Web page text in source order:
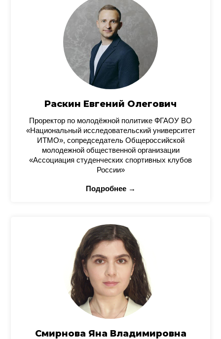
Раскин Евгений Олегович
Проректор по молодёжной политике ФГАОУ ВО
«Национальный исследовательский университет
ИТМО», сопредседатель Общероссийской
молодежной общественной организации
«Ассоциация студенческих спортивных клубов
России»
Подробнее →
Смирнова Яна Владимировна